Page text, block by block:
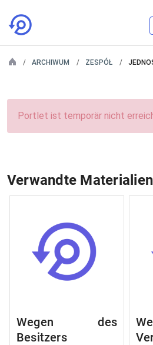
ARCHIWUM ZESPÓŁ
Portlet ist temporär nicht
Verwandte Materialien
Wegen des
Besitzers